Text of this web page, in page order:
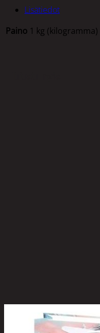
Lisätiedot
Paino 1 kg (kilogramma)